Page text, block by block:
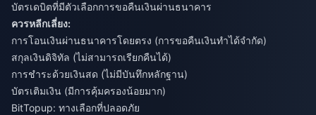
บัตรเดบิตที่มีตัวเลือกการขอคืนเงินผ่านธนาคาร
ควรหลีกเลี่ยง:
การโอนเงินผ่านธนาคารโดยตรง (การขอคืนเงินทำได้จำกัด)
สกุลเงินดิจิทัล (ไม่สามารถเรียกคืนได้)
การชำระด้วยเงินสด (ไม่มีบันทึกหลักฐาน)
บัตรเติมเงิน (มีการคุ้มครองน้อยมาก)
BitTopup: ทางเลือกที่ปลอดภัย